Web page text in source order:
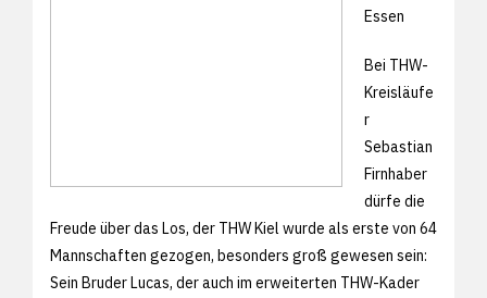
Essen
Bei THW-
Kreisläufe
r
Sebastian
Firnhaber
dürfe die
Freude über das Los, der THW Kiel wurde als erste von 64
Mannschaften gezogen, besonders groß gewesen sein:
Sein Bruder Lucas, der auch im erweiterten THW-Kader